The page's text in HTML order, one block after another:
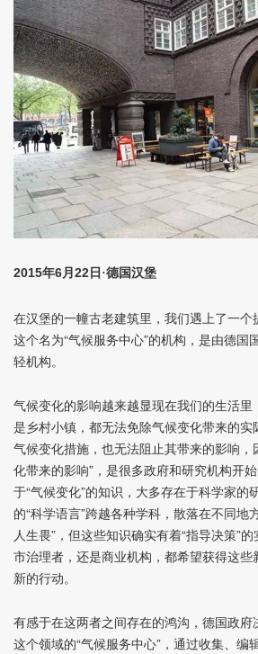
2015年6月 22 日·德国汉堡
在汉堡的一幢古老建筑里，我们遇上了一个
这个名为“气候服务中心”的机构，是由德国
轻机构。
气候变化的影响越来越显现在我们的生活
是乡村小镇，都无法免除气候变化带来的
气候变化措施，也无法阻止其带来的影响，
化带来的影响”，是很多政府和研究机构开
于“气候变化”的知识，大多存在于科学家的
的“科学语言”跨越各种学科，散落在不同地
人生畏”，但这些知识确实有着“指导决策”
市治理者，还是商业机构，都希望获得这些
新的行动。
有感于在这两者之间存在的鸿沟，德国政
这个领域的“气候服务中心”，通过收集、编